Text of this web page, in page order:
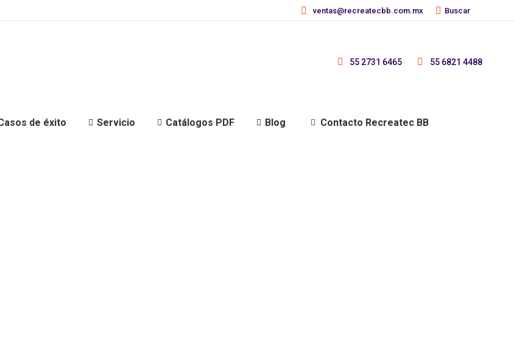
ventas@recreatecbb.com.mx Buscar:
Buscar
55 2731 6465 55 6821 4488
de éxito Servicio Catálogos PDF Blog Contacto Recreatec BB